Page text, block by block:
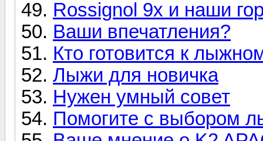
Rossignol 9x и наши
Ваши впечатления?
Кто готовится к
Лыжи для новичка
Нужен умный совет
Помогите с выбором